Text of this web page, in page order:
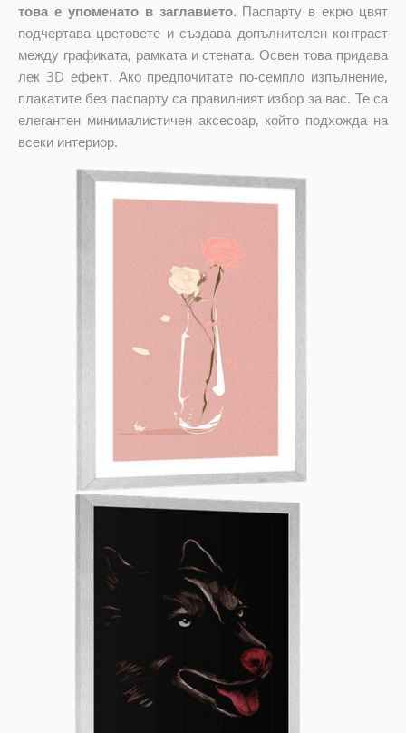
това е упоменато в заглавието. Паспарту в екрю цвят
подчертава цветовете и създава допълнителен контраст
между графиката, рамката и стената. Освен това придава
лек 3D ефект. Ако предпочитате по-семпло изпълнение,
плакатите без паспарту са правилният избор за вас. Те са
елегантен минималистичен аксесоар, който подхожда на
всеки интериор.